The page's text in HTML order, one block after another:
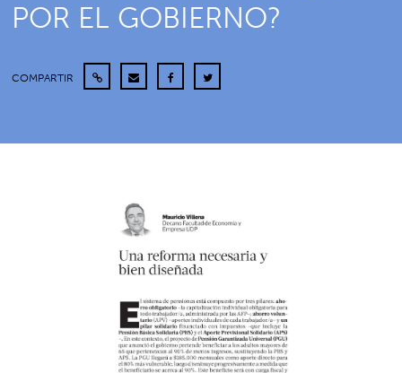
POR EL GOBIERNO?
COMPARTIR